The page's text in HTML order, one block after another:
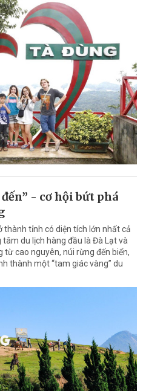
- cơ hội bứt phá
tỉnh có diện tích lớn nhất cả
du lịch hàng đầu là Đà Lạt và
từ cao nguyên, núi rừng đến biển,
thành một “tam giác vàng” du